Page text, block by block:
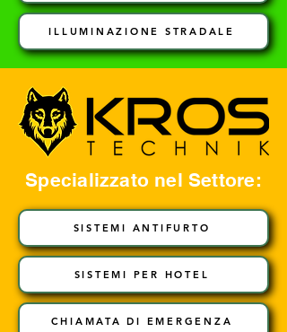
ILLUMINAZIONE STRADALE
Specializzato nel Settore:
SISTEMI ANTIFURTO
SISTEMI PER HOTEL
CHIAMATA DI EMERGENZA